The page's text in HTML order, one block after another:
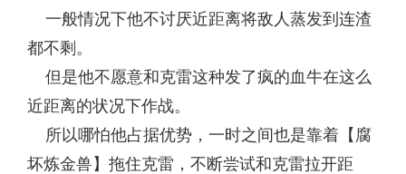
一般情况下他不讨厌近距离将敌人蒸发到连渣
都不剩。
但是他不愿意和克雷这种发了疯的血牛在这么
近距离的状况下作战。
所以哪怕他占据优势，一时之间也是靠着【腐
坏炼金兽】拖住克雷，不断尝试和克雷拉开距